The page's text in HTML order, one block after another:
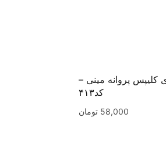
۸عددی کلیپس پروانه مینی –
کد۴۱۳
58,000 تومان